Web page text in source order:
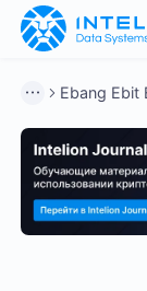
Ebang Ebit